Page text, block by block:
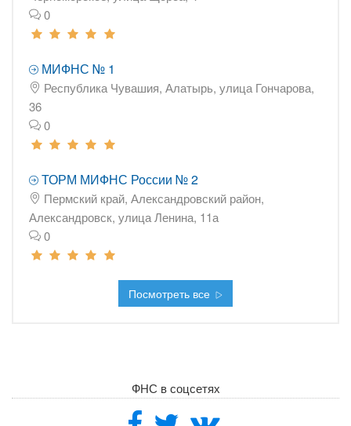
0
МИФНС № 1
Республика Чувашия, Алатырь, улица Гончарова,
36
0
ТОРМ МИФНС России № 2
Пермский край, Александровский район,
Александровск, улица Ленина, 11а
0
Посмотреть все
ФНС в соцсетях